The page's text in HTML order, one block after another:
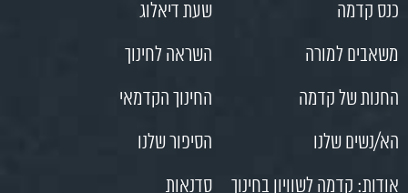
כנס קדמה
שעת דיאלוג
משאבים למורה
השראה לחינוך
החנות של קדמה
החינוך הקדמאי
הא/נשים שלנו
הסיפור שלנו
אודות: קדמה לשוויון בחינוך
סדנאות